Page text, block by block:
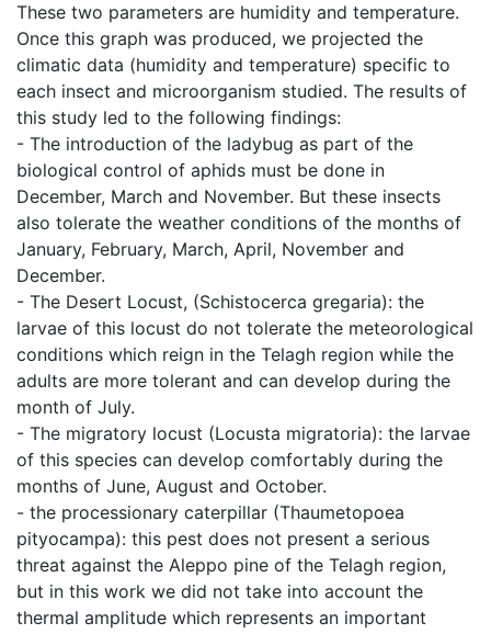
These two parameters are humidity and temperature.
Once this graph was produced, we projected the
climatic data (humidity and temperature) specific to
each insect and microorganism studied. The results of
this study led to the following findings:
- The introduction of the ladybug as part of the
biological control of aphids must be done in
December, March and November. But these insects
also tolerate the weather conditions of the months of
January, February, March, April, November and
December.
- The Desert Locust, (Schistocerca gregaria): the
larvae of this locust do not tolerate the meteorological
conditions which reign in the Telagh region while the
adults are more tolerant and can develop during the
month of July.
- The migratory locust (Locusta migratoria): the larvae
of this species can develop comfortably during the
months of June, August and October.
- the processionary caterpillar (Thaumetopoea
pityocampa): this pest does not present a serious
threat against the Aleppo pine of the Telagh region,
but in this work we did not take into account the
thermal amplitude which represents an important